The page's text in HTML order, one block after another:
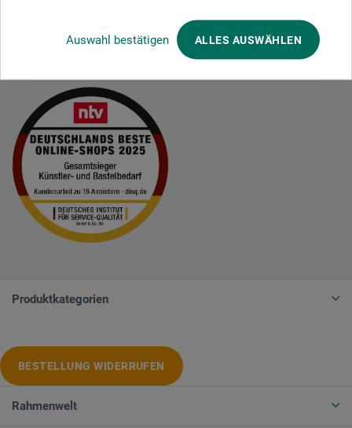
Auswahl bestätigen ALLES AUSWÄHLEN
sicherzustellen, dass es es sich um echte Bewertungen handelt.Mehr
Informationen
Produktkategorien
BESTELLUNG WIDERRUFEN
Rahmenwelt